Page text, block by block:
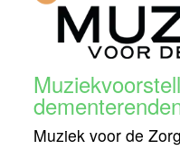
Muziek voor de Zorg